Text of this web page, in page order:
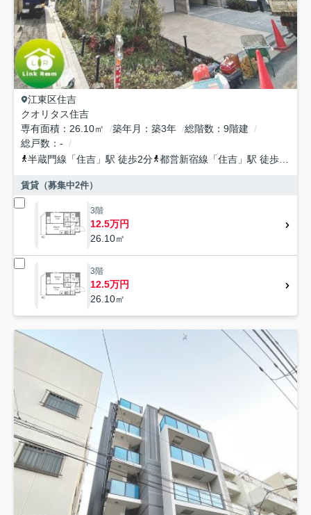
江東区住吉
クオリタス住吉
専有面積
26.10㎡ 築年月 築3年 総階数
9階建
総戸数
-
半蔵門線 「住吉 」駅 徒歩2分 都営新宿線 「住吉 」駅 徒歩2分
賃貸（募集中2件）
3階
12.5万円
26.10㎡
3階
12.5万円
26.10㎡